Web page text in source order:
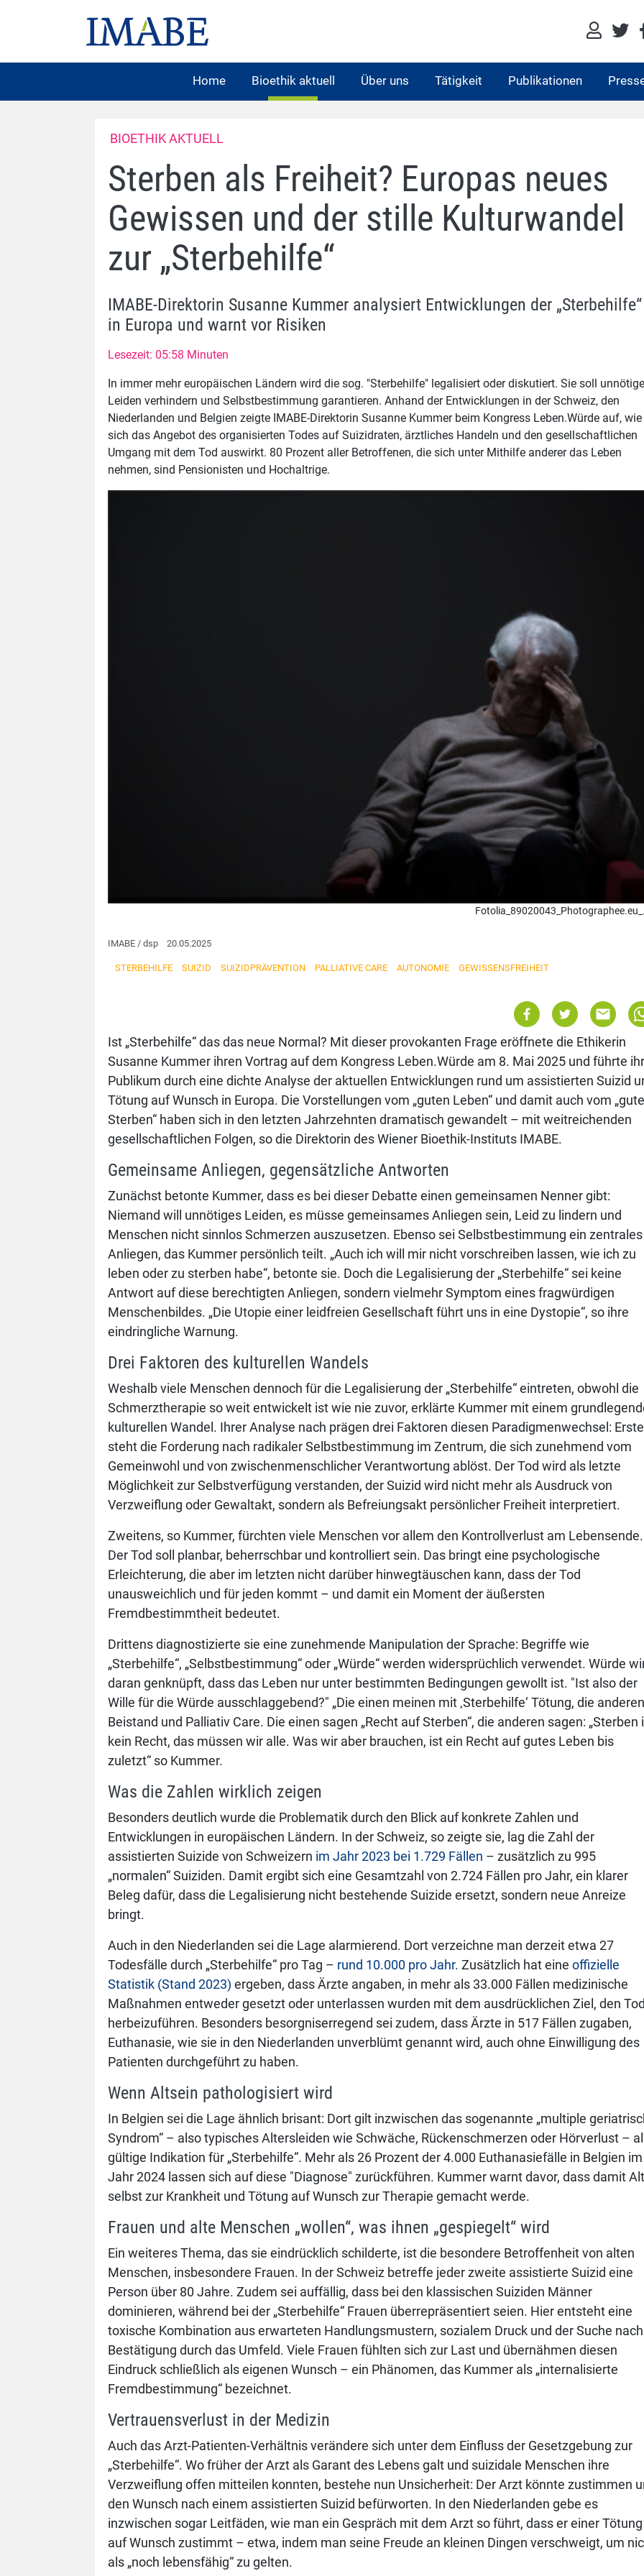
Home Bioethik aktuell Über uns Tätigkeit Publikationen
BIOETHIK AKTUELL
Sterben als Freiheit? Europas neues
Gewissen und der stille Kulturwandel
zur „Sterbehilfe“
IMABE-Direktorin Susanne Kummer analysiert Entwicklungen der „Sterbehilfe“
in Europa und warnt vor Risiken
Lesezeit: 05:58 Minuten
In immer mehr europäischen Ländern wird die sog. "Sterbehilfe" legalisiert oder diskutiert. Sie soll
Leiden verhindern und Selbstbestimmung garantieren. Anhand der Entwicklungen in der Schweiz, den
Niederlanden und Belgien zeigte IMABE-Direktorin Susanne Kummer beim Kongress Leben.Würde auf, wie
sich das Angebot des organisierten Todes auf Suizidraten, ärztliches Handeln und den gesellschaftlichen
Umgang mit dem Tod auswirkt. 80 Prozent aller Betroffenen, die sich unter Mithilfe anderer das Leben
nehmen, sind Pensionisten und Hochaltrige.
IMABE / dsp 20.05.2025
STERBEHILFE SUIZID SUIZIDPRÄVENTION PALLIATIVE CARE AUTONOMIE GEWISSENSFREIHEIT
Ist „Sterbehilfe“ das das neue Normal? Mit dieser provokanten Frage eröffnete die Ethikerin
Susanne Kummer ihren Vortrag auf dem Kongress Leben.Würde am 8. Mai 2025 und führte ihr
Publikum durch eine dichte Analyse der aktuellen Entwicklungen rund um assistierten Suizid
Tötung auf Wunsch in Europa. Die Vorstellungen vom „guten Leben“ und damit auch vom
Sterben“ haben sich in den letzten Jahrzehnten dramatisch gewandelt – mit weitreichenden
gesellschaftlichen Folgen, so die Direktorin des Wiener Bioethik-Instituts IMABE.
Gemeinsame Anliegen, gegensätzliche Antworten
Zunächst betonte Kummer, dass es bei dieser Debatte einen gemeinsamen Nenner gibt:
Niemand will unnötiges Leiden, es müsse gemeinsames Anliegen sein, Leid zu lindern und
Menschen nicht sinnlos Schmerzen auszusetzen. Ebenso sei Selbstbestimmung ein zentrales
Anliegen, das Kummer persönlich teilt. „Auch ich will mir nicht vorschreiben lassen, wie ich zu
leben oder zu sterben habe“, betonte sie. Doch die Legalisierung der „Sterbehilfe“ sei keine
Antwort auf diese berechtigten Anliegen, sondern vielmehr Symptom eines fragwürdigen
Menschenbildes. „Die Utopie einer leidfreien Gesellschaft führt uns in eine Dystopie“, so ihre
eindringliche Warnung.
Drei Faktoren des kulturellen Wandels
Weshalb viele Menschen dennoch für die Legalisierung der „Sterbehilfe“ eintreten, obwohl die
Schmerztherapie so weit entwickelt ist wie nie zuvor, erklärte Kummer mit einem
kulturellen Wandel. Ihrer Analyse nach prägen drei Faktoren diesen Paradigmenwechsel:
steht die Forderung nach radikaler Selbstbestimmung im Zentrum, die sich zunehmend vom
Gemeinwohl und von zwischenmenschlicher Verantwortung ablöst. Der Tod wird als letzte
Möglichkeit zur Selbstverfügung verstanden, der Suizid wird nicht mehr als Ausdruck von
Verzweiflung oder Gewaltakt, sondern als Befreiungsakt persönlicher Freiheit interpretiert.
Zweitens, so Kummer, fürchten viele Menschen vor allem den Kontrollverlust am Lebensende.
Der Tod soll planbar, beherrschbar und kontrolliert sein. Das bringt eine psychologische
Erleichterung, die aber im letzten nicht darüber hinwegtäuschen kann, dass der Tod
unausweichlich und für jeden kommt – und damit ein Moment der äußersten
Fremdbestimmtheit bedeutet.
Drittens diagnostizierte sie eine zunehmende Manipulation der Sprache: Begriffe wie
„Sterbehilfe“, „Selbstbestimmung“ oder „Würde“ werden widersprüchlich verwendet. Würde
daran genknüpft, dass das Leben nur unter bestimmten Bedingungen gewollt ist. "Ist also der
Wille für die Würde ausschlaggebend?" „Die einen meinen mit ‚Sterbehilfe‘ Tötung, die anderen
Beistand und Palliativ Care. Die einen sagen „Recht auf Sterben“, die anderen sagen: „Sterben
kein Recht, das müssen wir alle. Was wir aber brauchen, ist ein Recht auf gutes Leben bis
zuletzt“ so Kummer.
Was die Zahlen wirklich zeigen
Besonders deutlich wurde die Problematik durch den Blick auf konkrete Zahlen und
Entwicklungen in europäischen Ländern. In der Schweiz, so zeigte sie, lag die Zahl der
assistierten Suizide von Schweizern im Jahr 2023 bei 1.729 Fällen – zusätzlich zu 995
„normalen“ Suiziden. Damit ergibt sich eine Gesamtzahl von 2.724 Fällen pro Jahr, ein klarer
Beleg dafür, dass die Legalisierung nicht bestehende Suizide ersetzt, sondern neue Anreize
bringt.
Auch in den Niederlanden sei die Lage alarmierend. Dort verzeichne man derzeit etwa 27
Todesfälle durch „Sterbehilfe“ pro Tag – rund 10.000 pro Jahr. Zusätzlich hat eine offizielle
Statistik (Stand 2023) ergeben, dass Ärzte angaben, in mehr als 33.000 Fällen medizinische
Maßnahmen entweder gesetzt oder unterlassen wurden mit dem ausdrücklichen Ziel, den Tod
herbeizuführen. Besonders besorgniserregend sei zudem, dass Ärzte in 517 Fällen zugaben,
Euthanasie, wie sie in den Niederlanden unverblümt genannt wird, auch ohne Einwilligung des
Patienten durchgeführt zu haben.
Wenn Altsein pathologisiert wird
In Belgien sei die Lage ähnlich brisant: Dort gilt inzwischen das sogenannte „multiple
Syndrom“ – also typisches Altersleiden wie Schwäche, Rückenschmerzen oder Hörverlust –
gültige Indikation für „Sterbehilfe“. Mehr als 26 Prozent der 4.000 Euthanasiefälle in Belgien im
Jahr 2024 lassen sich auf diese "Diagnose" zurückführen. Kummer warnt davor, dass damit
selbst zur Krankheit und Tötung auf Wunsch zur Therapie gemacht werde.
Frauen und alte Menschen „wollen“, was ihnen „gespiegelt“ wird
Ein weiteres Thema, das sie eindrücklich schilderte, ist die besondere Betroffenheit von alten
Menschen, insbesondere Frauen. In der Schweiz betreffe jeder zweite assistierte Suizid eine
Person über 80 Jahre. Zudem sei auffällig, dass bei den klassischen Suiziden Männer
dominieren, während bei der „Sterbehilfe“ Frauen überrepräsentiert seien. Hier entsteht eine
toxische Kombination aus erwarteten Handlungsmustern, sozialem Druck und der Suche nach
Bestätigung durch das Umfeld. Viele Frauen fühlten sich zur Last und übernähmen diesen
Eindruck schließlich als eigenen Wunsch – ein Phänomen, das Kummer als „internalisierte
Fremdbestimmung“ bezeichnet.
Vertrauensverlust in der Medizin
Auch das Arzt-Patienten-Verhältnis verändere sich unter dem Einfluss der Gesetzgebung zur
„Sterbehilfe“. Wo früher der Arzt als Garant des Lebens galt und suizidale Menschen ihre
Verzweiflung offen mitteilen konnten, bestehe nun Unsicherheit: Der Arzt könnte zustimmen
den Wunsch nach einem assistierten Suizid befürworten. In den Niederlanden gebe es
inzwischen sogar Leitfäden, wie man ein Gespräch mit dem Arzt so führt, dass er einer Tötung
auf Wunsch zustimmt – etwa, indem man seine Freude an kleinen Dingen verschweigt, um
als „noch lebensfähig“ zu gelten.